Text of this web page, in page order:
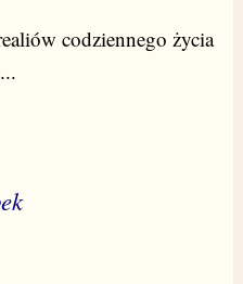
codziennego życia